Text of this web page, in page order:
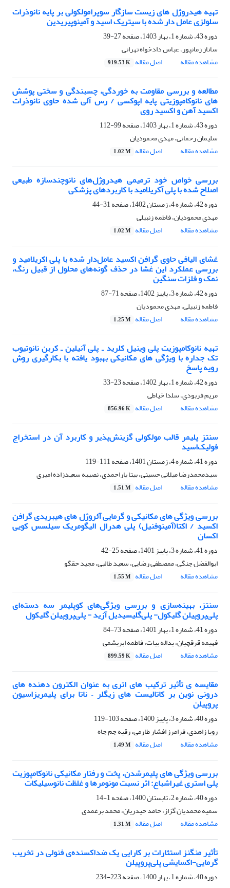
تهیه هیدروژل های زیست سازگار سوپرامولکولی بر پایه نانوذرات
سلولزی عامل دار شده با سیتریک اسید و آمینوپیریدین
دوره 43، شماره 1، بهار 1403، صفحه
27-39
ساناز زمانپور، عباس دادخواه تهرانی
مشاهده مقاله
اصل مقاله 919.53 K
مطالعه و بررسی مقاومت به خوردگی، چسبندگی و سختی پوشش
های نانوکامپوزیتی پایه اپوکسی / رس آلی شده حاوی نانوذرات
اکسید آهن و اکسید روی
دوره 43، شماره 1، بهار 1403، صفحه
99-112
سلیمان رحمانی، مهدی محمودیان
مشاهده مقاله
اصل مقاله 1.02 M
بررسی خواص خود ترمیمی هیدروژل‌های نانوچندسازه طبیعی
اصلاح شده با پلی آکریلامید با کاربردهای پزشکی
دوره 42، شماره 4، زمستان 1402، صفحه
31-44
مهدی محمودیان، فاطمه زنبیلی
مشاهده مقاله
اصل مقاله 1.02 M
غشای الیافی حاوی گرافن اکسید عامل‌دار شده با پلی اکریلامید و
بررسی عملکرد این غشا در حذف گونه‌های محلول از قبیل رنگ،
نمک و فلزات سنگین
دوره 42، شماره 3، پاییز 1402، صفحه
71-87
فاطمه زنبیلی، مهدی محمودیان
مشاهده مقاله
اصل مقاله 1.25 M
تهیه نانوکامپوزیت پلی وینیل کلرید ـ پلی آنیلین ـ کربن نانوتیوب
تک جداره با ویژگی های مکانیکی بهبود یافته با بکارگیری روش
رویه پاسخ
دوره 42، شماره 1، بهار 1402، صفحه
23-33
مریم فربودی، سلدا خیاطی
مشاهده مقاله
اصل مقاله 856.96 K
سنتز پلیمر قالب مولکولی گزینش‌پذیر و کاربرد آن در استخراج
فولیک‌اسید
دوره 41، شماره 4، زمستان 1401، صفحه
111-119
سیدمحمدرضا میلانی حسینی، بیتا یاراحمدی، نصیبه سعیدزاده امیری
مشاهده مقاله
اصل مقاله 1.51 M
بررسی ویژگی های مکانیکی و گرمایی آئروژل های هیبریدی گرافن
اکسید / اکتا(آمینوفنیل) پلی هدرال الیگومریک سیلسس کویی
اکسان
دوره 41، شماره 3، پاییز 1401، صفحه
25-42
ابوالفضل جنگی، ممصطفی رضایی، سعید طالبی، مجید حقگو
مشاهده مقاله
اصل مقاله 1.55 M
سنتز، بهینه‌سازی و بررسی ویژگی‌های کوپلیمر سه دسته‌ای
پلی‌پروپیلن گلیکول- پلی‌گلیسیدیل آزید - پلی‌پروپیلن گلیکول
دوره 41، شماره 1، بهار 1401، صفحه
73-84
فهیمه قرقچیان، یداله بیات، فاطمه ابریشمی
مشاهده مقاله
اصل مقاله 899.59 K
مقایسه ی تأثیر ترکیب های اتری به عنوان الکترون دهنده های
درونی نوین بر کاتالیست های زیگلر – ناتا برای پلیمریزاسیون
پروپیلن
دوره 40، شماره 3، پاییز 1400، صفحه
103-119
رویا زاهدی، فرامرز افشار طارمی، رقیه جم جاه
مشاهده مقاله
اصل مقاله 1.49 M
بررسی ویژگی های پلیمرشدن، پخت و رفتار مکانیکی نانوکامپوزیت
پلی استری غیراشباع: اثر نسبت مونومرها و غلظت نانوسیلیکات
دوره 40، شماره 2، تابستان 1400، صفحه
1-14
سمیه محمدیان گزاز، حامد حیدریان، محمد برغمدی
مشاهده مقاله
اصل مقاله 1.31 M
تأثیر منگنز استئارات بر کارایی یک ضداکسنده‌ی فنولی در تخریب
گرمایی-اکسایشی پلی‌پروپیلن
دوره 40، شماره 1، بهار 1400، صفحه
223-234